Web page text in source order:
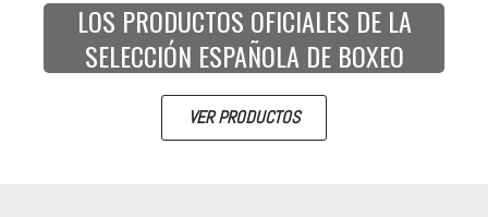
LOS PRODUCTOS OFICIALES DE LA
SELECCIÓN ESPAÑOLA DE BOXEO
VER PRODUCTOS